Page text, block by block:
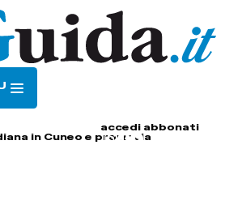
accedi abbonati
in Cuneo e provincia